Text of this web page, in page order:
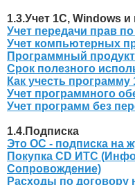
1.3.Учет 1С, Windows
Учет передачи прав
Учет компьютерных
Программный продукт
Срок полезного
Как учесть программу
Учет программного
Учет программ без
1.4.Подписка
Это ОС - подписка на
Покупка CD ИТС
Сопровождение)
Расходы по договору